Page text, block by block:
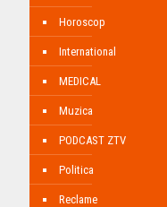
Horoscop
International
MEDICAL
Muzica
PODCAST ZTV
Politica
Reclame